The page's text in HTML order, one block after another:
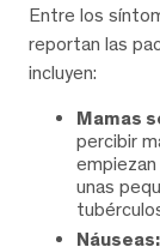
Entre los
reportan las
incluyen:
Mamas
percibir
unas
Náuseas: